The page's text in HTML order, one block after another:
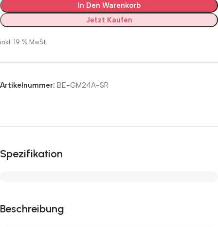
In Den Warenkorb
Jetzt Kaufen
inkl. 19 % MwSt.
Artikelnummer: BE-GM24A-SR
Spezifikation
Beschreibung